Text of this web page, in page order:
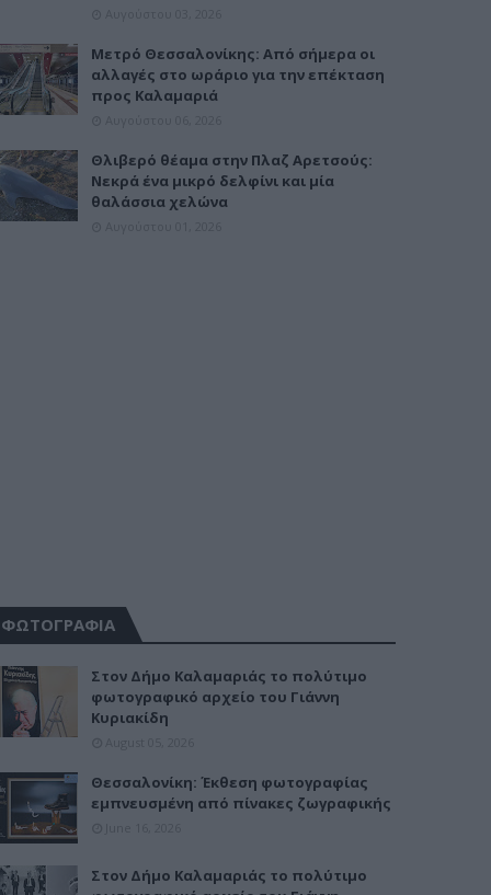
Μετρό Θεσσαλονίκης: Από σήμερα οι
αλλαγές στο ωράριο για την επέκταση
προς Καλαμαριά
Θλιβερό θέαμα στην Πλαζ Αρετσούς:
Νεκρά ένα μικρό δελφίνι και μία
θαλάσσια χελώνα
ΦΩΤΟΓΡΑΦΙΑ
Στον Δήμο Καλαμαριάς το πολύτιμο
φωτογραφικό αρχείο του Γιάννη
Κυριακίδη
Θεσσαλονίκη: Έκθεση φωτογραφίας
εμπνευσμένη από πίνακες ζωγραφικής
Στον Δήμο Καλαμαριάς το πολύτιμο